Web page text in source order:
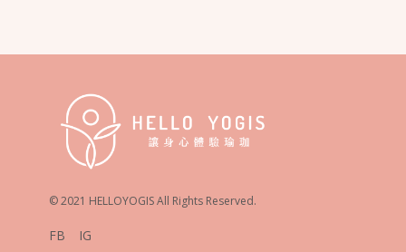
© 2021 HELLOYOGIS All Rights Reserved.
FB
IG